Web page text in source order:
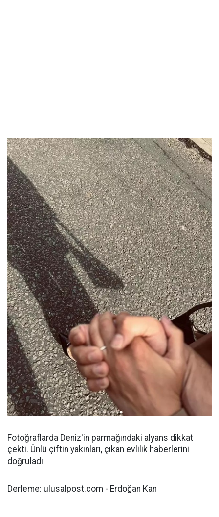
Fotoğraflarda Deniz'in parmağındaki alyans dikkat
çekti. Ünlü çiftin yakınları, çıkan evlilik haberlerini
doğruladı.
Derleme: ulusalpost.com - Erdoğan Kan